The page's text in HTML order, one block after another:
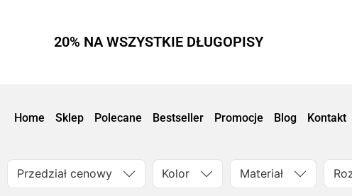
20% NA WSZYSTKIE DŁUGOPISY
Home Sklep Polecane Bestseller Promocje Blog Kontakt
Przedział cenowy Kolor Materiał